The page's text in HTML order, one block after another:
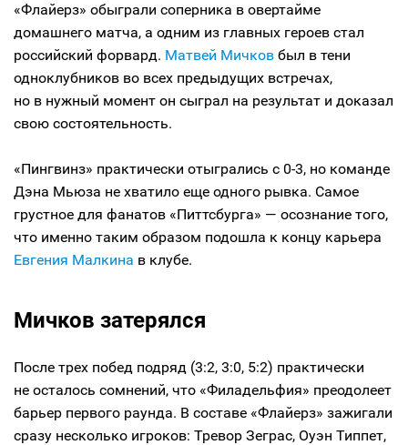
«Флайерз» обыграли соперника в овертайме
домашнего матча, а одним из главных героев стал
российский форвард. Матвей Мичков был в тени
одноклубников во всех предыдущих встречах,
но в нужный момент он сыграл на результат и доказал
свою состоятельность.
«Пингвинз» практически отыгрались с 0-3, но команде
Дэна Мьюза не хватило еще одного рывка. Самое
грустное для фанатов «Питтсбурга» — осознание того,
что именно таким образом подошла к концу карьера
Евгения Малкина в клубе.
Мичков затерялся
После трех побед подряд (3:2, 3:0, 5:2) практически
не осталось сомнений, что «Филадельфия» преодолеет
барьер первого раунда. В составе «Флайерз» зажигали
сразу несколько игроков: Тревор Зеграс, Оуэн Типпет,